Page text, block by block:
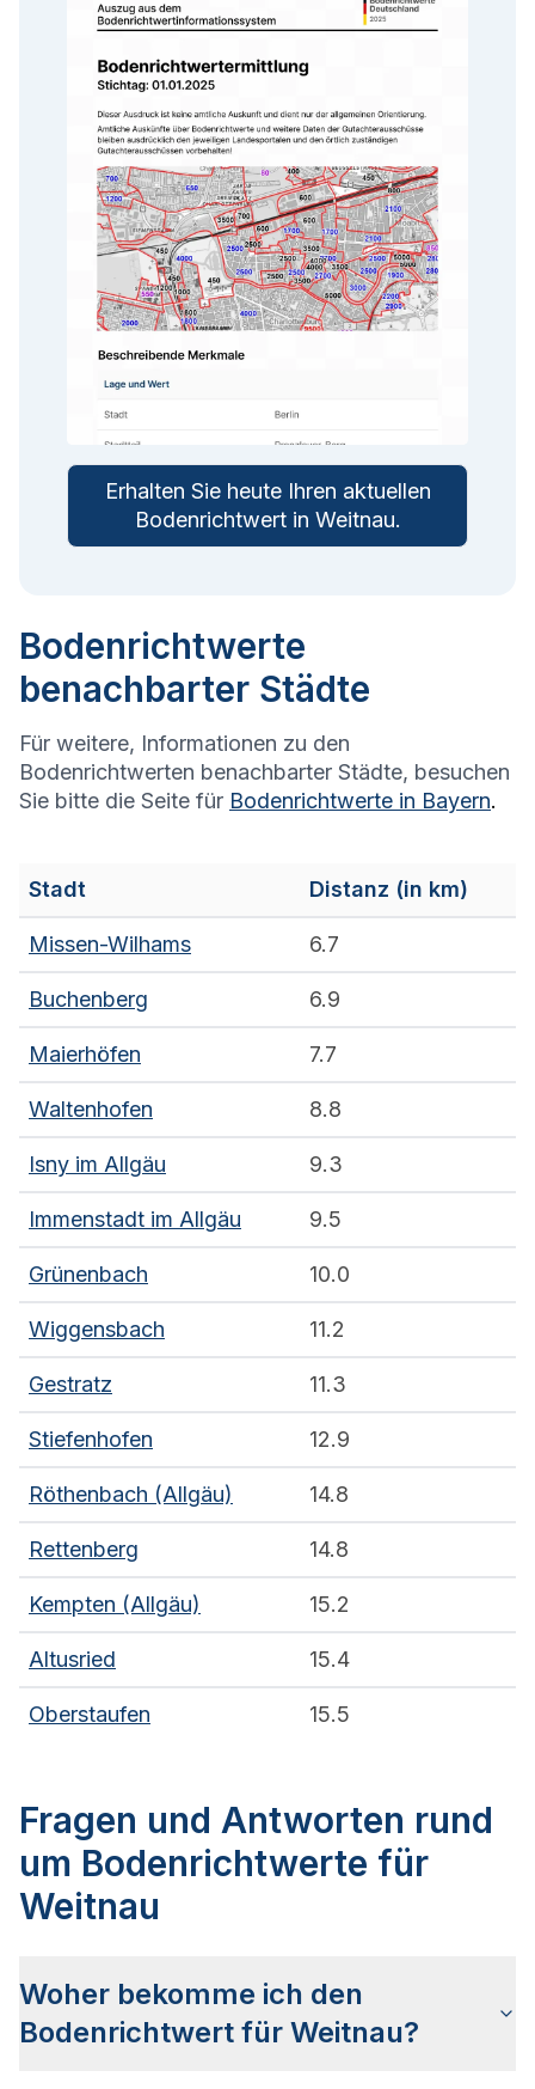
Erhalten Sie heute Ihren aktuellen
Bodenrichtwert in Weitnau.
Bodenrichtwerte
benachbarter Städte
Für weitere, Informationen zu den
Bodenrichtwerten benachbarter Städte, besuchen
Sie bitte die Seite für Bodenrichtwerte in Bayern.
Stadt Distanz (in km)
Missen-Wilhams 6.7
Buchenberg 6.9
Maierhöfen 7.7
Waltenhofen 8.8
Isny im Allgäu 9.3
Immenstadt im Allgäu 9.5
Grünenbach 10.0
Wiggensbach 11.2
Gestratz 11.3
Stiefenhofen 12.9
Röthenbach (Allgäu) 14.8
Rettenberg 14.8
Kempten (Allgäu) 15.2
Altusried 15.4
Oberstaufen 15.5
Fragen und Antworten rund
um Bodenrichtwerte für
Weitnau
Woher bekomme ich den
Bodenrichtwert für Weitnau?